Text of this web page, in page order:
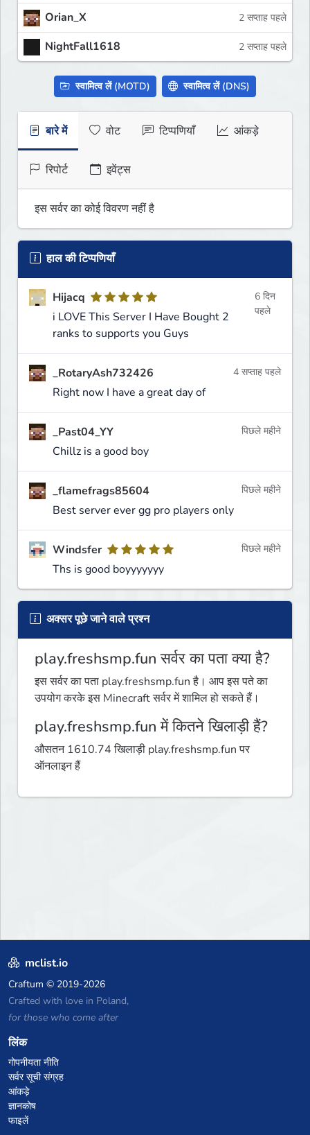
Orian_X 2 सप्ताह पहले
NightFall1618 2 सप्ताह पहले
स्वामित्व लें (MOTD) स्वामित्व लें (DNS)
बारे में वोट टिप्पणियाँ आंकड़े
रिपोर्ट इवेंट्स
इस सर्वर का कोई विवरण नहीं है
हाल की टिप्पणियाँ
Hijacq
i LOVE This Server I Have Bought 2
ranks to supports you Guys
6 दिन
पहले
_RotaryAsh732426
Right now I have a great day of
4 सप्ताह पहले
_Past04_YY
Chillz is a good boy
पिछले महीने
_flamefrags85604
Best server ever gg pro players only
पिछले महीने
Windsfer
Ths is good boyyyyyyy
पिछले महीने
अक्सर पूछे जाने वाले प्रश्न
play.freshsmp.fun सर्वर का पता क्या है?
इस सर्वर का पता play.freshsmp.fun है। आप इस पते का
उपयोग करके इस Minecraft सर्वर में शामिल हो सकते हैं।
play.freshsmp.fun में कितने खिलाड़ी हैं?
औसतन 1610.74 खिलाड़ी play.freshsmp.fun पर
ऑनलाइन हैं
mclist.io
Craftum © 2019-2026
Crafted with love in Poland,
for those who come after
लिंक
गोपनीयता नीति
सर्वर सूची संग्रह
आंकड़े
ज्ञानकोष
फाइलें